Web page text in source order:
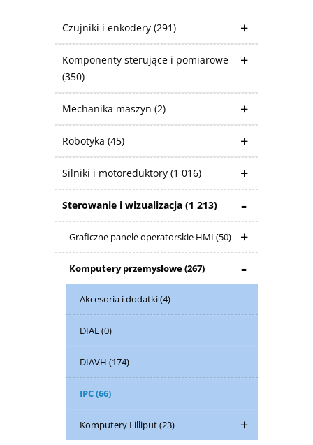
Czujniki i enkodery (291)
Komponenty sterujące i pomiarowe
(350)
Mechanika maszyn (2)
Robotyka (45)
Silniki i motoreduktory (1 016)
Sterowanie i wizualizacja (1 213)
Graficzne panele operatorskie HMI (50)
Komputery przemysłowe(267)
Akcesoria i dodatki(4)
DIAL(0)
DIAVH (174)
IPC(66)
Komputery Lilliput(23)